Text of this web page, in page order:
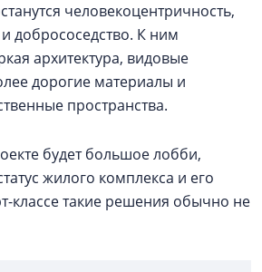
человекоцентричность,
добрососедство. К ним
архитектура, видовые
дорогие материалы и
пространства.
будет большое лобби,
жилого комплекса и его
классе такие решения обычно не